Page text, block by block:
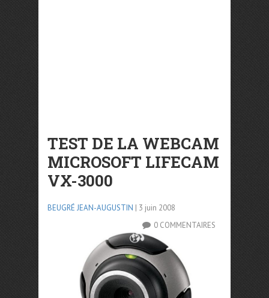
TEST DE LA WEBCAM
MICROSOFT LIFECAM
VX-3000
BEUGRÉ JEAN-AUGUSTIN | 3 juin 2008
0 COMMENTAIRES